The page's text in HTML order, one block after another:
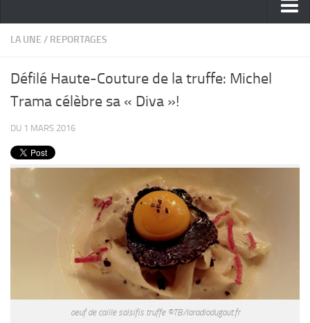
ACTUALITÉ
LA UNE / REPORTAGES
Défilé Haute-Couture de la truffe: Michel
Trama célèbre sa « Diva »!
DU 1 MARS 2016
oeuf de caille salsifis truffe ©TB/laradiodugout.fr